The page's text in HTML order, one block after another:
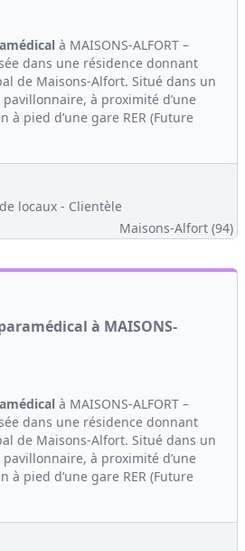
à MAISONS-ALFORT –
dans une résidence donnant
de Maisons-Alfort. Situé dans un
à proximité d’une
à pied d’une gare RER (Future
locaux - Clientèle
Maisons-Alfort (94)
à MAISONS-
à MAISONS-ALFORT –
dans une résidence donnant
de Maisons-Alfort. Situé dans un
à proximité d’une
à pied d’une gare RER (Future